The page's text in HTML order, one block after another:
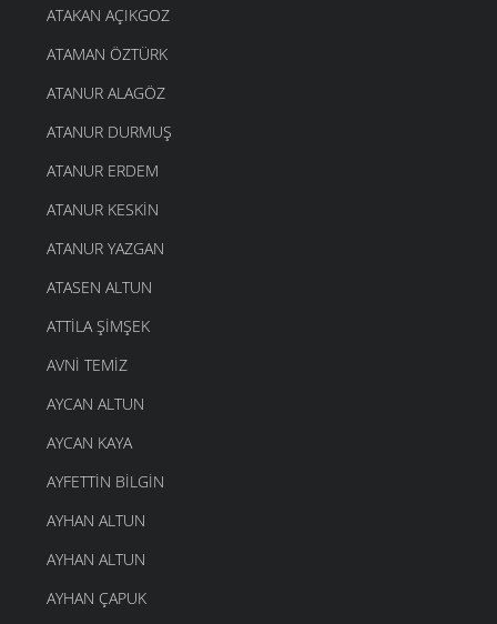
ATAKAN AÇIKGOZ
ATAMAN ÖZTÜRK
ATANUR ALAGÖZ
ATANUR DURMUŞ
ATANUR ERDEM
ATANUR KESKIN
ATANUR YAZGAN
ATASEN ALTUN
ATTILA ŞIMŞEK
AVNI TEMIZ
AYCAN ALTUN
AYCAN KAYA
AYFETTIN BILGIN
AYHAN ALTUN
AYHAN ALTUN
AYHAN ÇAPUK